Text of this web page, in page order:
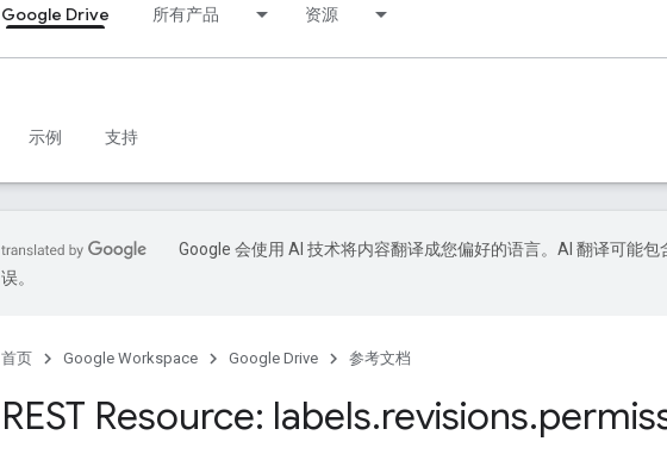
Google Drive 所有产品 资源
示例 支持
Google 会使用 AI 技术将内容翻译成您偏好的语言。AI 翻译可能包
误。
首页 Google Workspace Google Drive 参考文档
REST Resource: labels.revisions.